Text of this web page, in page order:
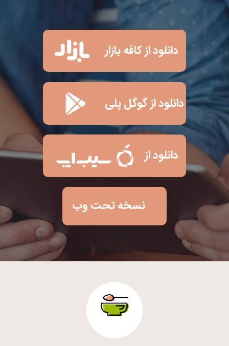
دانلود از کافه بازار
دانلود از گوگل پلی
دانلود از
نسخه تحت وب